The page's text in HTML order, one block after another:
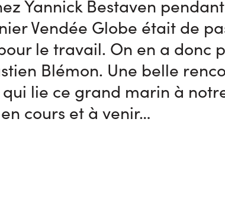
Yannick Bestaven
Vendée Globe était de
le travail. On en a donc
Blémon. Une belle
qui lie ce grand marin à
cours et à venir…